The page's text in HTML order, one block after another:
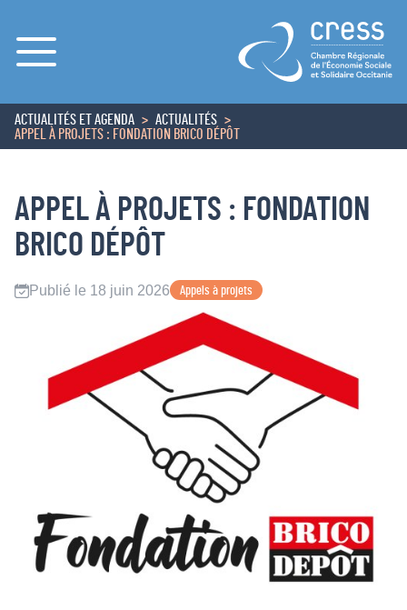
Menu
ACCUEIL
ACTUALITÉS ET AGENDA
ACTUALITÉS
APPEL À PROJETS : FONDATION BRICO DÉPÔT
APPEL À PROJETS : FONDATION
BRICO DÉPÔT
Publié le 18 juin 2026 Appels à projets